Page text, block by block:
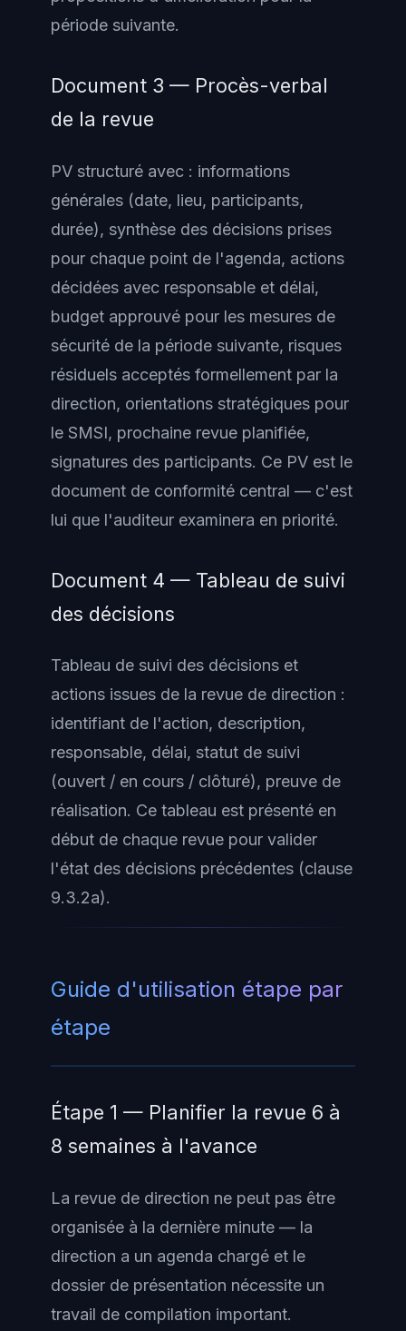
période suivante.
Document 3 — Procès-verbal
de la revue
PV structuré avec : informations
générales (date, lieu, participants,
durée), synthèse des décisions prises
pour chaque point de l'agenda, actions
décidées avec responsable et délai,
budget approuvé pour les mesures de
sécurité de la période suivante, risques
résiduels acceptés formellement par la
direction, orientations stratégiques pour
le SMSI, prochaine revue planifiée,
signatures des participants. Ce PV est le
document de conformité central — c'est
lui que l'auditeur examinera en priorité.
Document 4 — Tableau de suivi
des décisions
Tableau de suivi des décisions et
actions issues de la revue de direction :
identifiant de l'action, description,
responsable, délai, statut de suivi
(ouvert / en cours / clôturé), preuve de
réalisation. Ce tableau est présenté en
début de chaque revue pour valider
l'état des décisions précédentes (clause
9.3.2a).
Guide d'utilisation étape par
étape
Étape 1 — Planifier la revue 6 à
8 semaines à l'avance
La revue de direction ne peut pas être
organisée à la dernière minute — la
direction a un agenda chargé et le
dossier de présentation nécessite un
travail de compilation important.